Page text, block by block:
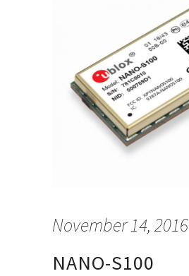
November 14, 2016
NANO-S100